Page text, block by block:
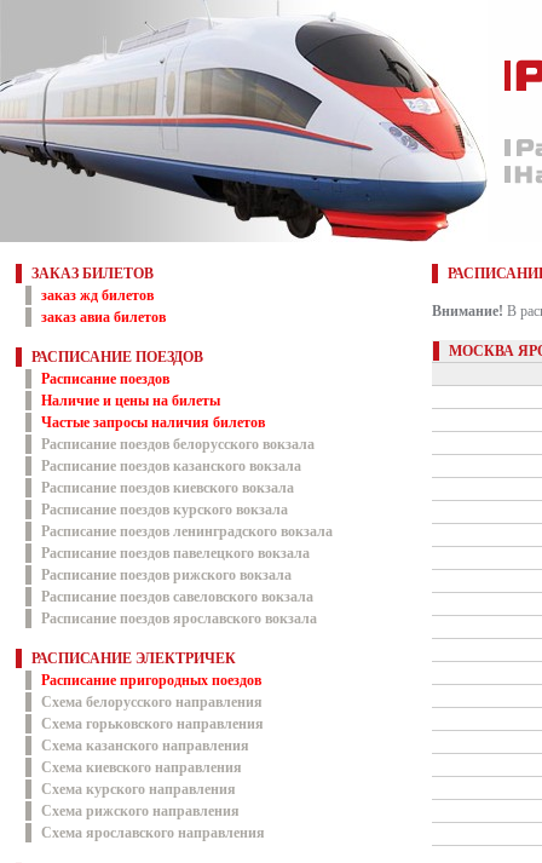
ЗАКАЗ БИЛЕТОВ
заказ жд билетов
заказ авиа билетов
РАСПИСАНИЕ ПОЕЗДОВ
Расписание поездов
Наличие и цены на билеты
Частые запросы наличия билетов
Расписание поездов белорусского вокзала
Расписание поездов казанского вокзала
Расписание поездов киевского вокзала
Расписание поездов курского вокзала
Расписание поездов ленинградского вокзала
Расписание поездов павелецкого вокзала
Расписание поездов рижского вокзала
Расписание поездов савеловского вокзала
Расписание поездов ярославского вокзала
РАСПИСАНИЕ ЭЛЕКТРИЧЕК
Расписание пригородных поездов
Схема белорусского направления
Схема горьковского направления
Схема казанского направления
Схема киевского направления
Схема курского направления
Схема рижского направления
Схема ярославского направления
Внимание! В
МОСКВА